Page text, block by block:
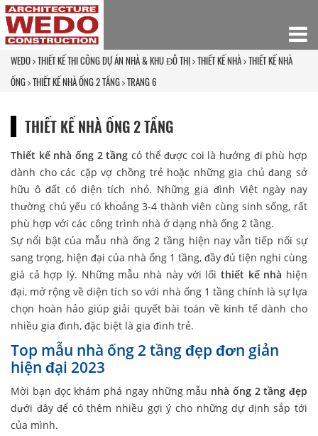
WEDO THIẾT KẾ THI CÔNG DỰ ÁN NHÀ & KHU ĐÔ THỊ THIẾT KẾ NHÀ THIẾT KẾ NHÀ
ỐNG THIẾT KẾ NHÀ ỐNG 2 TẦNG TRANG 6
THIẾT KẾ NHÀ ỐNG 2 TẦNG
Thiết kế nhà ống 2 tầng có thể được coi là hướng đi phù hợp
dành cho các cặp vợ chồng trẻ hoặc những gia chủ đang sở
hữu ô đất có diện tích nhỏ. Những gia đình Việt ngày nay
thường chủ yếu có khoảng 3-4 thành viên cùng sinh sống, rất
phù hợp với các công trình nhà ở dạng nhà ống 2 tầng.
Sự nổi bật của mẫu nhà ống 2 tầng hiện nay vẫn tiếp nối sự
sang trọng, hiện đại của nhà ống 1 tầng, đầy đủ tiện nghi cùng
giá cả hợp lý. Những mẫu nhà này với lối thiết kế nhà hiện
đại, mở rộng về diện tích so với nhà ống 1 tầng chính là sự lựa
chọn hoàn hảo giúp giải quyết bài toán về kinh tế dành cho
nhiều gia đình, đặc biệt là gia đình trẻ.
Top mẫu nhà ống 2 tầng đẹp đơn giản
hiện đại 2023
Mời bạn đọc khám phá ngay những mẫu nhà ống 2 tầng đẹp
dưới đây để có thêm nhiều gợi ý cho những dự định sắp tới
của mình.